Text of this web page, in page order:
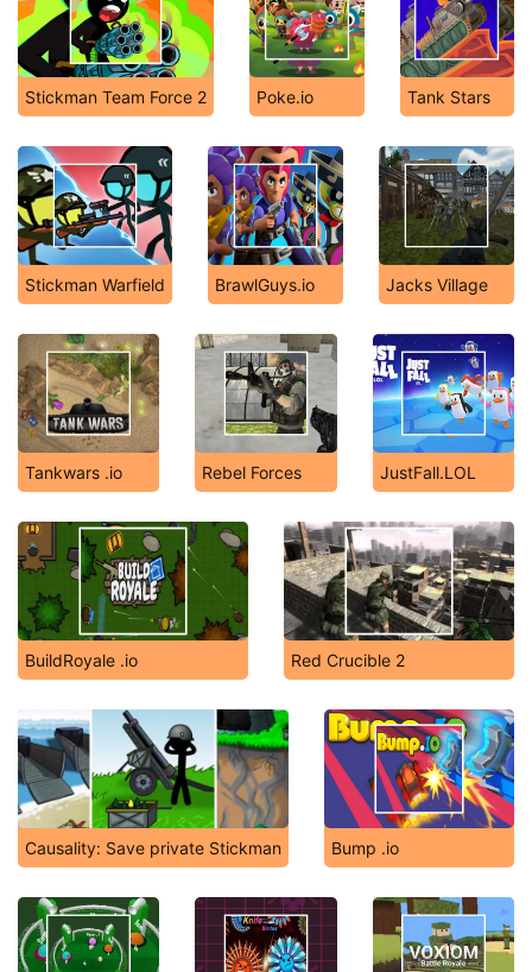
Stickman Team Force 2 Poke.io Tank Stars
Stickman Warfield BrawlGuys.io Jacks Village
Tankwars .io Rebel Forces JustFall.LOL
BuildRoyale .io Red Crucible 2
Causality: Save private Stickman Bump .io